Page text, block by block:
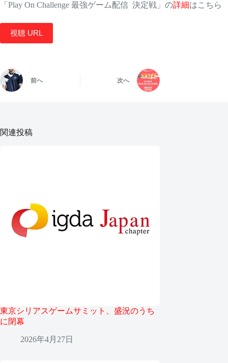
「Play On Challenge 最強ゲーム配信 決定戦」の詳細はこちら
視聴 URL
前へ 次へ
関連投稿
東京シリアスゲームサミット、盛況のうち
に閉幕
2026年4月27日